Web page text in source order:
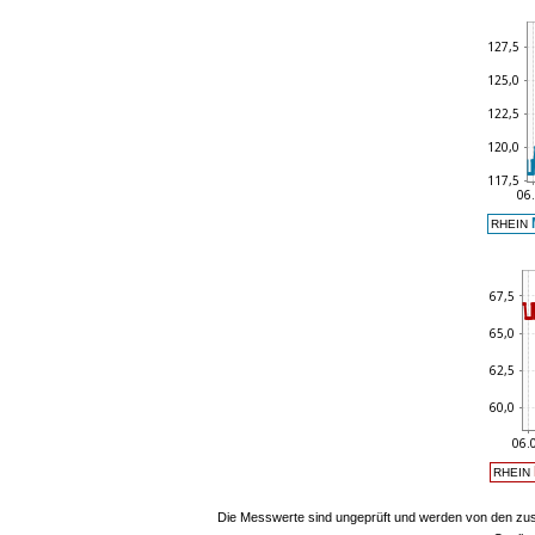
RHEIN
RHEIN
Die Messwerte sind ungeprüft und werden von den